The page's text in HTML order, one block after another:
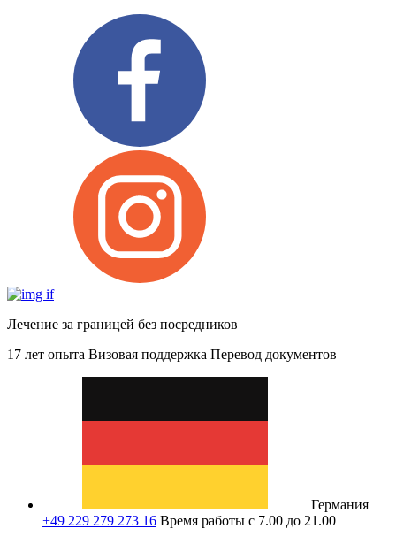
Лечение за границей без посредников
17 лет опыта Визовая поддержка Перевод документов
Германия
+49 229 279 273 16 Время работы с 7.00 до 21.00